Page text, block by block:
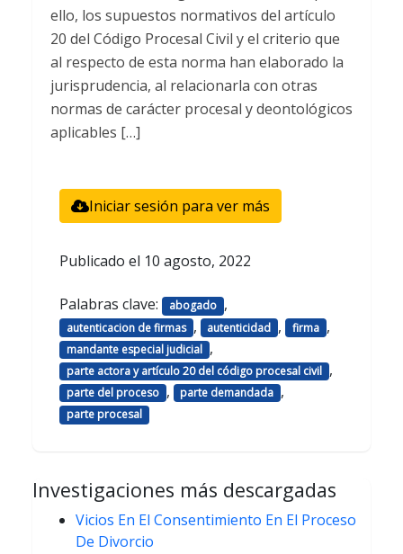
ello, los supuestos normativos del artículo
20 del Código Procesal Civil y el criterio que
al respecto de esta norma han elaborado la
jurisprudencia, al relacionarla con otras
normas de carácter procesal y deontológicos
aplicables […]
Iniciar sesión para ver más
Publicado el 10 agosto, 2022
Palabras clave: abogado ,
autenticacion de firmas , autenticidad , firma ,
mandante especial judicial ,
parte actora y artículo 20 del código procesal civil ,
parte del proceso , parte demandada ,
parte procesal
Investigaciones más descargadas
Vicios En El Consentimiento En El Proceso
De Divorcio